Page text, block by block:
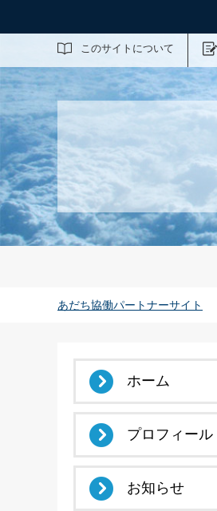
このサイトについて
サイト内検索
あだち協働パートナーサイト
ホーム
プロフィール
お知らせ